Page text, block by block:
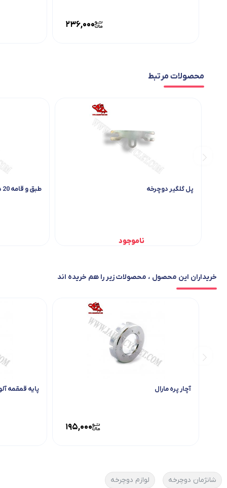
236,000
محصولات مرتبط
پل گلگیر دوچرخه
ناموجود
طبق و قامه 20 دنده ای جدید مشکی
خریداران این محصول ، محصولات زیر را هم خریده اند
آچار پره مارال
195,000
پایه قمقمه
شانژمان دوچرخه لوازم دوچرخه